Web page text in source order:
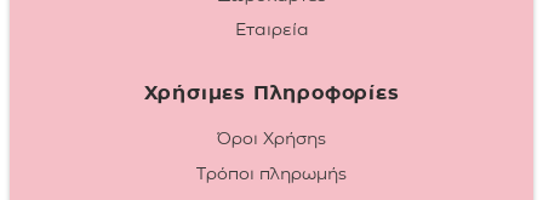
Εταιρεία
Χρήσιμες Πληροφορίες
Όροι Χρήσης
Τρόποι πληρωμής